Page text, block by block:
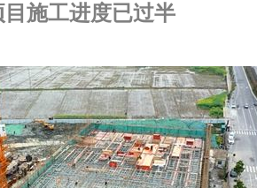
施工进度已过半